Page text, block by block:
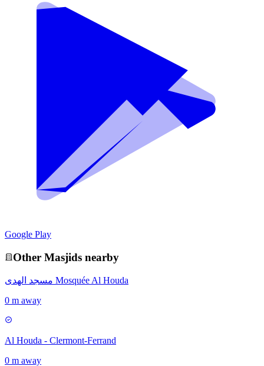
Google Play
Other Masjids nearby
مسجد الهدى Mosquée Al Houda
0 m away
Al Houda - Clermont-Ferrand
0 m away